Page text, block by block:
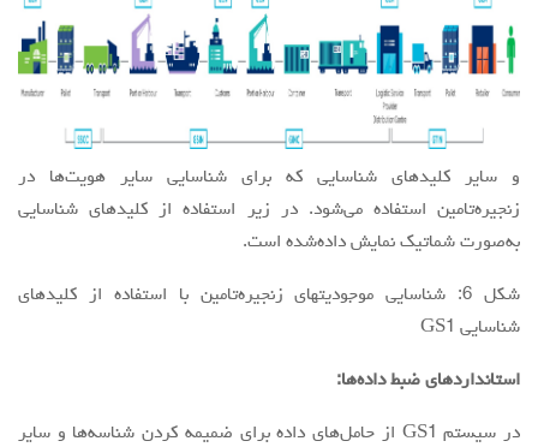
و ساير كليدهاي شناسايي كه براي شناسايي ساير هويت‌ها در
زنجیره‌تامین استفاده مي‌شود. در زير استفاده از كليدهاي شناسايي
به‌صورت شماتيك نمايش داده‌شده است.
شكل 6: شناسايي موجوديت‏هاي زنجیره‌تامین با استفاده از كليدهاي
شناسايي GS1
استانداردهاي ضبط داده‌ها:
در سيستم GS1‌ از حامل‌های داده برای ضميمه كردن شناسه‌ها و ساير